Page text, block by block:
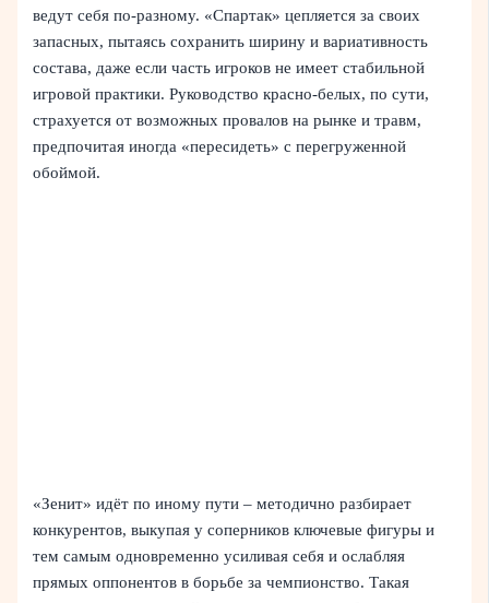
ведут себя по-разному. «Спартак» цепляется за своих
запасных, пытаясь сохранить ширину и вариативность
состава, даже если часть игроков не имеет стабильной
игровой практики. Руководство красно-белых, по сути,
страхуется от возможных провалов на рынке и травм,
предпочитая иногда «пересидеть» с перегруженной
обоймой.
«Зенит» идёт по иному пути – методично разбирает
конкурентов, выкупая у соперников ключевые фигуры и
тем самым одновременно усиливая себя и ослабляя
прямых оппонентов в борьбе за чемпионство. Такая